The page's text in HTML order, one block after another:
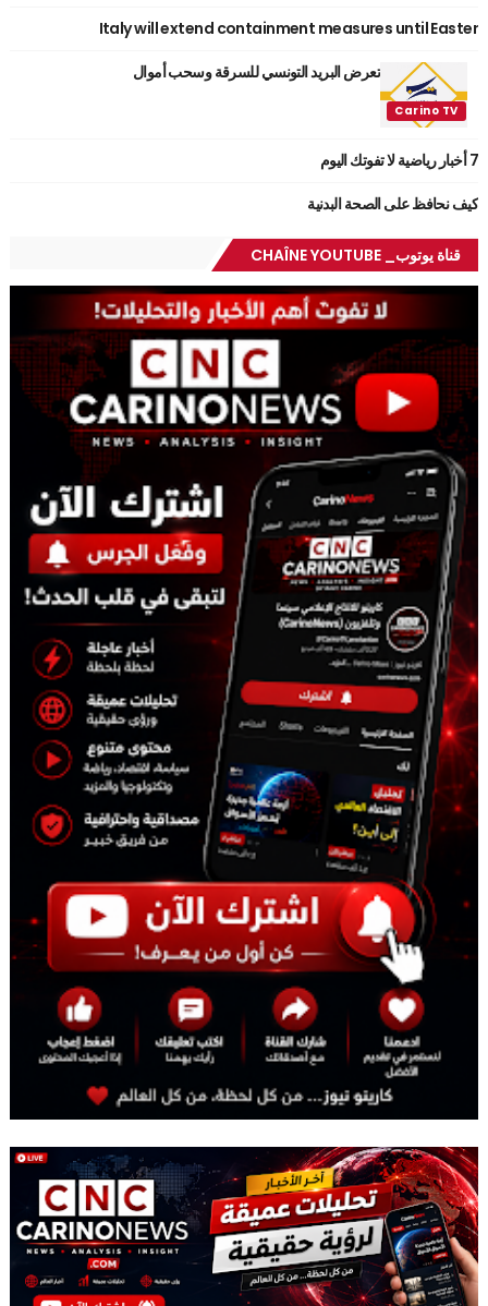
Italy will extend containment measures until Easter
تعرض البريد التونسي للسرقة وسحب أموال
7 أخبار رياضية لا تفوتك اليوم
كيف نحافظ على الصحة البدنية
قناة يوتوب_ CHAÎNE YOUTUBE